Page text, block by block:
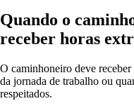
Quando o
receber horas
O caminhoneiro deve
da jornada de trabalho ou
respeitados.